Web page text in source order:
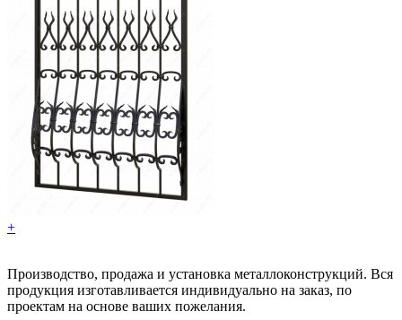
+
Производство, продажа и установка металлоконструкций. Вся
продукция изготавливается индивидуально на заказ, по
проектам на основе ваших пожелания.